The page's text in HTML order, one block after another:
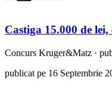
Castiga 15.000 de
Concurs Kruger&Matz ·
publicat pe 16 Septembrie